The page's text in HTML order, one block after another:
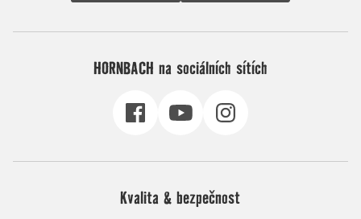
HORNBACH na sociálních sítích
Kvalita & bezpečnost